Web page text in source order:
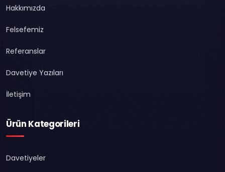
Hakkımızda
Felsefemiz
Referanslar
Davetiye Yazıları
İletişim
Ürün Kategorileri
Davetiyeler